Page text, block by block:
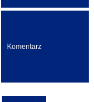
Komentarz